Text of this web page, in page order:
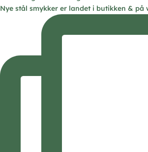
Nye stål smykker er landet i butikken & på